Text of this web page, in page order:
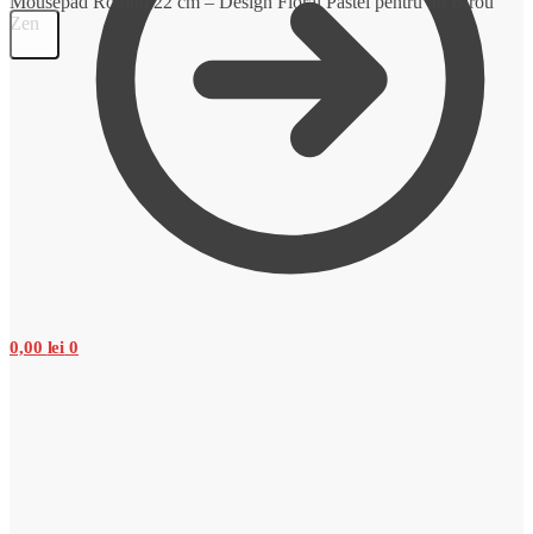
0,00 lei 0
Zen